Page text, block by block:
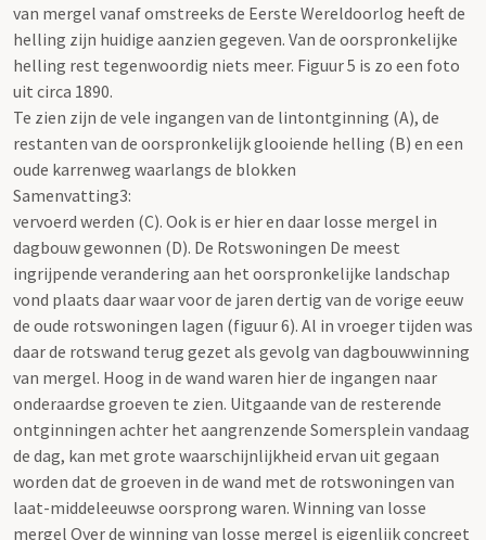
van mergel vanaf omstreeks de Eerste Wereldoorlog heeft de
helling zijn huidige aanzien gegeven. Van de oorspronkelijke
helling rest tegenwoordig niets meer. Figuur 5 is zo een foto
uit circa 1890.
Te zien zijn de vele ingangen van de lintontginning (A), de
restanten van de oorspronkelijk glooiende helling (B) en een
oude karrenweg waarlangs de blokken
Samenvatting3:
vervoerd werden (C). Ook is er hier en daar losse mergel in
dagbouw gewonnen (D). De Rotswoningen De meest
ingrijpende verandering aan het oorspronkelijke landschap
vond plaats daar waar voor de jaren dertig van de vorige eeuw
de oude rotswoningen lagen (figuur 6). Al in vroeger tijden was
daar de rotswand terug gezet als gevolg van dagbouwwinning
van mergel. Hoog in de wand waren hier de ingangen naar
onderaardse groeven te zien. Uitgaande van de resterende
ontginningen achter het aangrenzende Somersplein vandaag
de dag, kan met grote waarschijnlijkheid ervan uit gegaan
worden dat de groeven in de wand met de rotswoningen van
laat-middeleeuwse oorsprong waren. Winning van losse
mergel Over de winning van losse mergel is eigenlijk concreet